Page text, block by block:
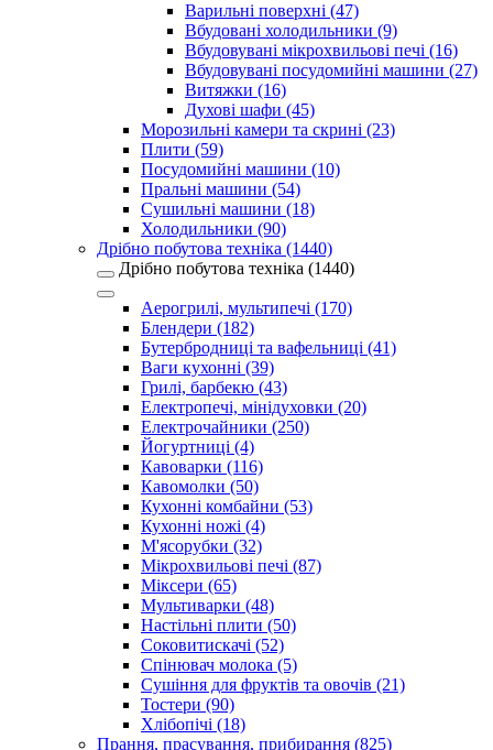
Варильні поверхні (47)
Вбудовані холодильники (9)
Вбудовувані мікрохвильові печі (16)
Вбудовувані посудомийні машини (27)
Витяжки (16)
Духові шафи (45)
Морозильні камери та скрині (23)
Плити (59)
Посудомийні машини (10)
Пральні машини (54)
Сушильні машини (18)
Холодильники (90)
Дрібно побутова техніка (1440)
Дрібно побутова техніка (1440)
Аерогрилі, мультипечі (170)
Блендери (182)
Бутербродниці та вафельниці (41)
Ваги кухонні (39)
Грилі, барбекю (43)
Електропечі, мінідуховки (20)
Електрочайники (250)
Йогуртниці (4)
Кавоварки (116)
Кавомолки (50)
Кухонні комбайни (53)
Кухонні ножі (4)
М'ясорубки (32)
Мікрохвильові печі (87)
Міксери (65)
Мультиварки (48)
Настільні плити (50)
Соковитискачі (52)
Спінювач молока (5)
Сушіння для фруктів та овочів (21)
Тостери (90)
Хлібопічі (18)
Прання, прасування, прибирання (825)